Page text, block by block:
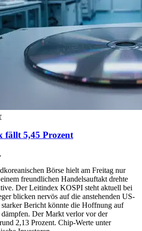
5,45 Prozent
Börse hielt am Freitag nur
freundlichen Handelsauftakt drehte
Der Leitindex KOSPI steht aktuell bei
blicken nervös auf die anstehenden US-
Bericht könnte die Hoffnung auf
Der Markt verlor vor der
2,13 Prozent. Chip-Werte unter